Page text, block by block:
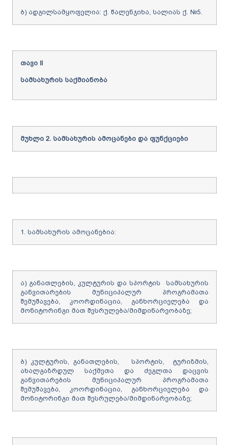
ბ) ადგილსამყოფელია: ქ. წალენჯიხა, სალიას ქ. №5.
თავიII
სამსახურის საქმიანობა
მუხლი2. სამსახურის ამოცანებიდა ფუნქციები
1. სამსახურის ამოცანებია:
ა) განათლების, კულტურის და სპორტის სამსახურის
განვითარების მუნიციპალურ პროგრამათა
შემუშავება, კოორდინაცია, განხორციელება და
მონიტორინგი მათ შესრულება/მიმდინარეობაზე;
ბ) კულტურის, განათლების, სპორტის, ტურიზმის,
ახალგაზრდულ საქმეთა და ძეგლთა დაცვის
განვითარების მუნიციპალურ პროგრამათა
შემუშავება, კოორდინაცია, განხორციელება და
მონიტორინგი მათ შესრულება/მიმდინარეობაზე;